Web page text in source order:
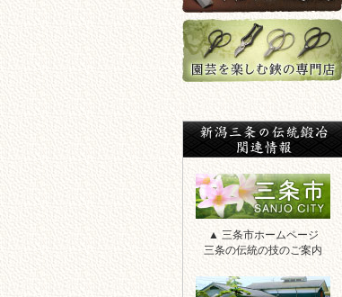
アウトドアライフを応援する
本格鉈の通販店
園芸を楽しむ鋏の専門店
新潟三条の伝統鍛冶関連情報
▲ 三条市ホームページ
三条の伝統の技のご案内